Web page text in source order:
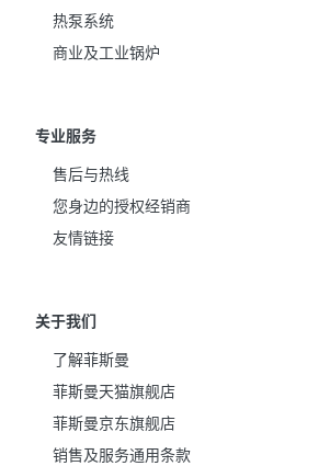
热泵系统
商业及工业锅炉
专业服务
售后与热线
您身边的授权经销商
友情链接
关于我们
了解菲斯曼
菲斯曼天猫旗舰店
菲斯曼京东旗舰店
销售及服务通用条款